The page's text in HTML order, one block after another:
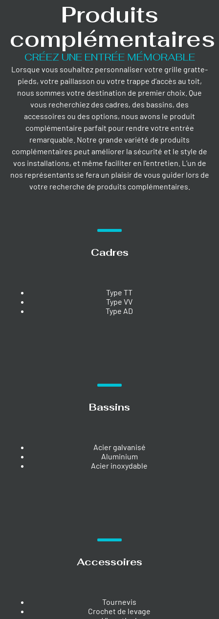
Produits
complémentaires
CRÉEZ UNE ENTRÉE MÉMORABLE
Lorsque vous souhaitez personnaliser votre grille gratte-
pieds, votre paillasson ou votre trappe d’accès au toit,
nous sommes votre destination de premier choix. Que
vous recherchiez des cadres, des bassins, des
accessoires ou des options, nous avons le produit
complémentaire parfait pour rendre votre entrée
remarquable. Notre grande variété de produits
complémentaires peut améliorer la sécurité et le style de
vos installations, et même faciliter en l’entretien. L’un de
nos représentants se fera un plaisir de vous guider lors de
votre recherche de produits complémentaires.
Cadres
Type TT
Type VV
Type AD
Bassins
Acier galvanisé
Aluminium
Acier inoxydable
Accessoires
Tournevis
Crochet de levage